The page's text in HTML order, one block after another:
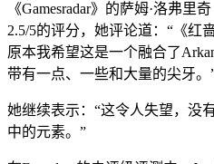
《Gamesradar》的萨姆·洛弗里
2.5/5的评分，她评论道：“《红
原本我希望这是一个融合了
带有一点、一些和大量的尖牙。
她继续表示：“这令人失望，没
中的元素。”